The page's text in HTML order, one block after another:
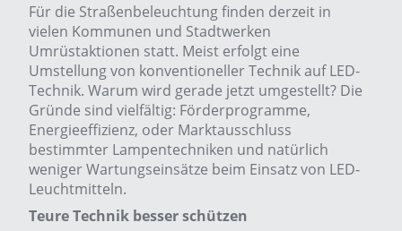
Für die Straßenbeleuchtung finden derzeit in
vielen Kommunen und Stadtwerken
Umrüstaktionen statt. Meist erfolgt eine
Umstellung von konventioneller Technik auf LED-
Technik. Warum wird gerade jetzt umgestellt? Die
Gründe sind vielfältig: Förderprogramme,
Energieeffizienz, oder Marktausschluss
bestimmter Lampentechniken und natürlich
weniger Wartungseinsätze beim Einsatz von LED-
Leuchtmitteln.
Teure Technik besser schützen